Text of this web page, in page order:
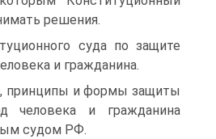
решения.
суда по защите
и гражданина.
принципы и формы защиты
человека и гражданина
судом РФ.